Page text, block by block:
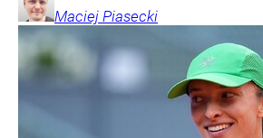
Maciej Piasecki